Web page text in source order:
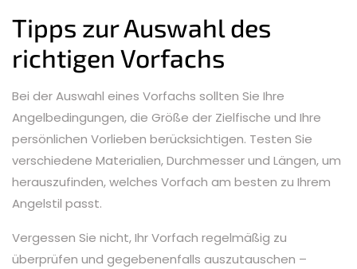
Tipps zur Auswahl des
richtigen Vorfachs
Bei der Auswahl eines Vorfachs sollten Sie Ihre
Angelbedingungen, die Größe der Zielfische und Ihre
persönlichen Vorlieben berücksichtigen. Testen Sie
verschiedene Materialien, Durchmesser und Längen, um
herauszufinden, welches Vorfach am besten zu Ihrem
Angelstil passt.
Vergessen Sie nicht, Ihr Vorfach regelmäßig zu
überprüfen und gegebenenfalls auszutauschen –